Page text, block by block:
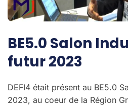
BE5.0 Salon
futur 2023
DEFI4 était présent au BE5.0
2023, au coeur de la Région